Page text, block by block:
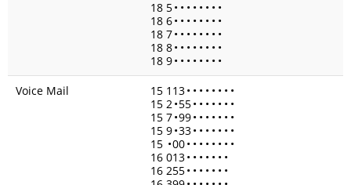
18 5• • • • • • • •
18 6• • • • • • • •
18 7• • • • • • • •
18 8• • • • • • • •
18 9• • • • • • • •
Voice Mail
15 113• • • • • • • •
15 2 •55• • • • • • •
15 7•99• • • • • • •
15 9•33• • • • • • •
15 •00• • • • • • • •
16 013• • • • • • •
16 255• • • • • • •